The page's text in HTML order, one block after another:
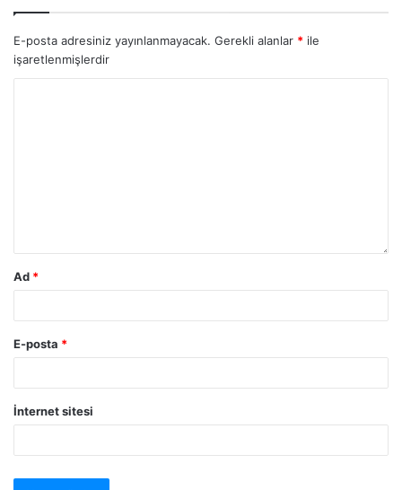
E-posta adresiniz yayınlanmayacak. Gerekli alanlar * ile
işaretlenmişlerdir
Ad *
E-posta *
İnternet sitesi